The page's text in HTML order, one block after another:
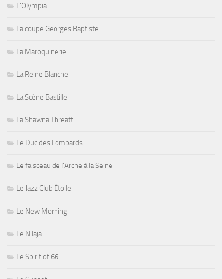
L'Olympia
La coupe Georges Baptiste
La Maroquinerie
La Reine Blanche
La Scène Bastille
La Shawna Threatt
Le Duc des Lombards
Le faisceau de l'Arche à la Seine
Le Jazz Club Étoile
Le New Morning
Le Nilaja
Le Spirit of 66